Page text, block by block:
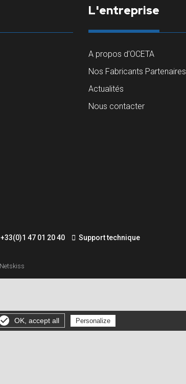
L'entreprise
A propos d'OCETA
Nos Fabricants Partenaires
Actualités
Nous contacter
+33(0)1 47 01 20 40
Support technique
Netskiss
OK, accept all Personalize